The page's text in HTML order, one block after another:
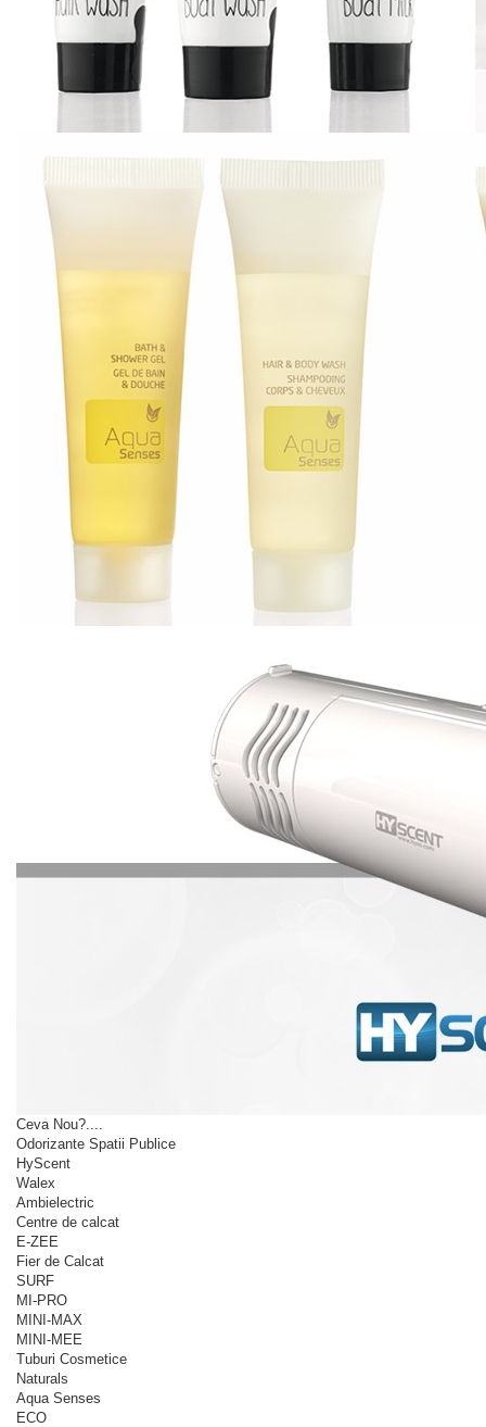
Ceva Nou?....
Odorizante Spatii Publice
HyScent
Walex
Ambielectric
Centre de calcat
E-ZEE
Fier de Calcat
SURF
MI-PRO
MINI-MAX
MINI-MEE
Tuburi Cosmetice
Naturals
Aqua Senses
ECO